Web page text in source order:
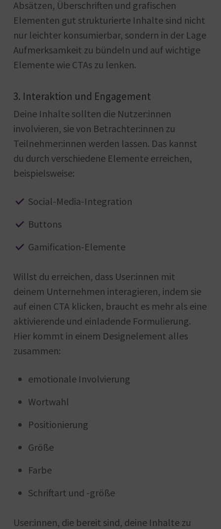
Absätzen, Überschriften und grafischen
Elementen gut strukturierte Inhalte sind nicht
nur leichter konsumierbar, sondern in der Lage
Aufmerksamkeit zu bündeln und auf wichtige
Elemente wie CTAs zu lenken.
3. Interaktion und Engagement
Deine Inhalte sollten die Nutzer:innen
involvieren, sie von Betrachter:innen zu
Teilnehmer:innen werden lassen. Das kannst
du durch verschiedene Elemente erreichen,
beispielsweise:
Social-Media-Integration
Buttons
Gamification-Elemente
Willst du erreichen, dass User:innen mit
deinem Unternehmen interagieren, indem sie
auf einen CTA klicken, braucht es mehr als eine
aktivierende und einladende Formulierung.
Hier kommt in einem Designelement alles
zusammen:
emotionale Involvierung
Wortwahl
Positionierung
Größe
Farbe
Schriftart und -größe
User:innen, die bereit sind, deine Inhalte zu